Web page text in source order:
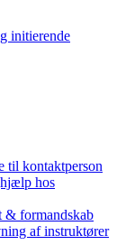
initierende
til kontaktperson
hos
& formandskab
af instruktører